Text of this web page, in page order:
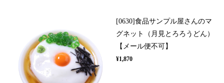
[0630]食品サンプル屋さんのマ
グネット（月見とろろうどん）
【メール便不可】
¥1,870